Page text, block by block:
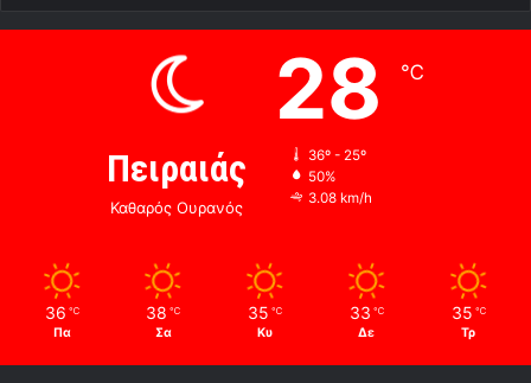
Πειραιάς
Καθαρός Ουρανός
28 ℃
36º - 25º
50%
3.08 km/h
36 ℃
Πα
38 ℃
Σα
35 ℃
Κυ
33 ℃
Δε
35 ℃
Τρ